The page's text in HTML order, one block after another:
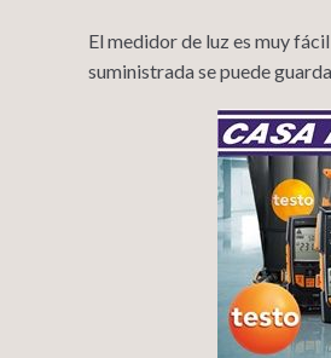
El medidor de luz es muy
suministrada se puede